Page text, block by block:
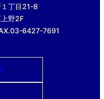
１丁目21-8
野2F
6427-7691